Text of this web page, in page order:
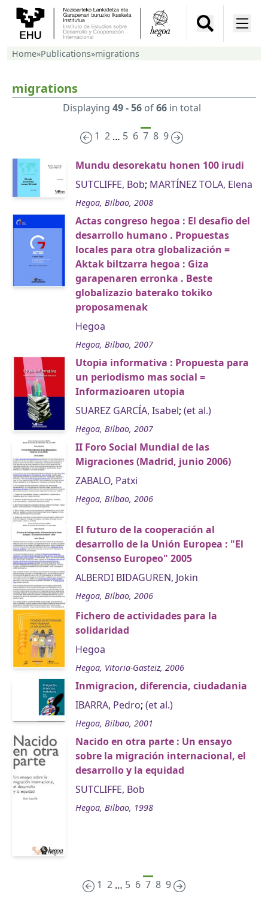
Home»Publications»migrations
migrations
Displaying 49 - 56of66in total
1 2 … 5 6 7 8 9
Mundu desorekatu honen 100 irudi
SUTCLIFFE, Bob; MARTÍNEZ TOLA, Elena
Hegoa, Bilbao, 2008
Actas congreso hegoa : El desafio del
desarrollo humano . Propuestas
locales para otra globalización =
Aktak biltzarra hegoa : Giza
garapenaren erronka . Beste
globalizazio baterako tokiko
proposamenak
Hegoa
Hegoa, Bilbao, 2007
Utopia informativa : Propuesta para
un periodismo mas social =
Informazioaren utopia
SUAREZ GARCÍA, Isabel; (et al.)
Hegoa, Bilbao, 2007
II Foro Social Mundial de las
Migraciones (Madrid, junio 2006)
ZABALO, Patxi
Hegoa, Bilbao, 2006
El futuro de la cooperación al
desarrollo de la Unión Europea : "El
Consenso Europeo" 2005
ALBERDI BIDAGUREN, Jokin
Hegoa, Bilbao, 2006
Fichero de actividades para la
solidaridad
Hegoa
Hegoa, Vitoria-Gasteiz, 2006
Inmigracion, diferencia, ciudadania
IBARRA, Pedro; (et al.)
Hegoa, Bilbao, 2001
Nacido en otra parte : Un ensayo
sobre la migración internacional, el
desarrollo y la equidad
SUTCLIFFE, Bob
Hegoa, Bilbao, 1998
1 2 … 5 6 7 8 9